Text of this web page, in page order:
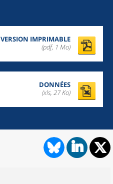
VERSION IMPRIMABLE
(pdf, 1 Mo)
DONNÉES
(xls, 27 Ko)